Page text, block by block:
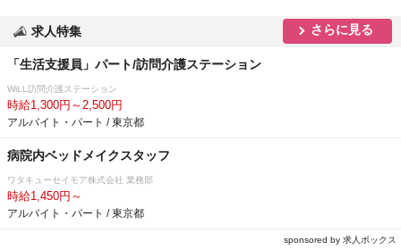
求人特集 さらに見る
「生活支援員」パート/訪問介護ステーション
WiLL訪問介護ステーション
時給1,300円～2,500円
アルバイト・パート / 東京都
病院内ベッドメイクスタッフ
ワタキューセイモア株式会社 業務部
時給1,450円～
アルバイト・パート / 東京都
sponsored by 求人ボックス